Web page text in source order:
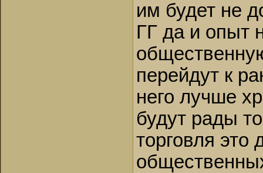
им будет не
ГГ да и опыт
перейдут к
него лучше
будут рады
торговля это